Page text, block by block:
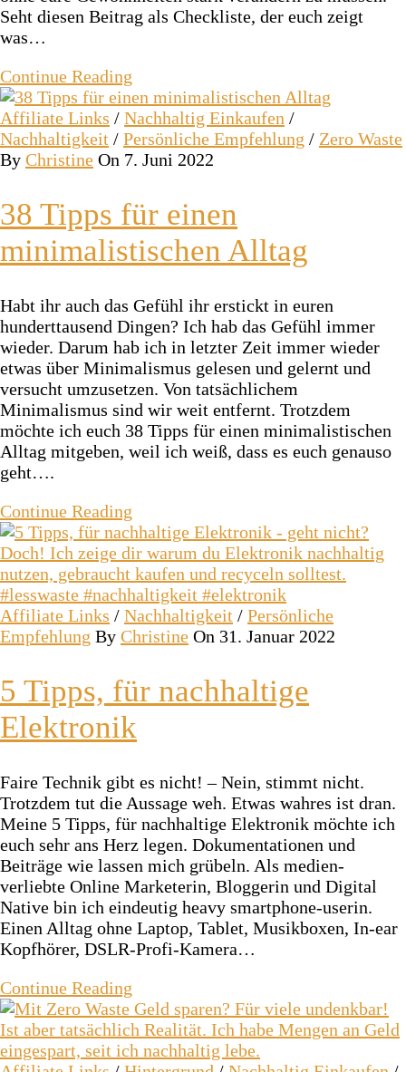
Seht diesen Beitrag als Checkliste, der euch zeigt
was…
Continue Reading
Affiliate Links / Nachhaltig Einkaufen /
Nachhaltigkeit / Persönliche Empfehlung / Zero Waste
By Christine On 7. Juni 2022
38 Tipps für einen
minimalistischen Alltag
Habt ihr auch das Gefühl ihr erstickt in euren
hunderttausend Dingen? Ich hab das Gefühl immer
wieder. Darum hab ich in letzter Zeit immer wieder
etwas über Minimalismus gelesen und gelernt und
versucht umzusetzen. Von tatsächlichem
Minimalismus sind wir weit entfernt. Trotzdem
möchte ich euch 38 Tipps für einen minimalistischen
Alltag mitgeben, weil ich weiß, dass es euch genauso
geht….
Continue Reading
Affiliate Links / Nachhaltigkeit / Persönliche
Empfehlung By Christine On 31. Januar 2022
5 Tipps, für nachhaltige
Elektronik
Faire Technik gibt es nicht! – Nein, stimmt nicht.
Trotzdem tut die Aussage weh. Etwas wahres ist dran.
Meine 5 Tipps, für nachhaltige Elektronik möchte ich
euch sehr ans Herz legen. Dokumentationen und
Beiträge wie lassen mich grübeln. Als medien-
verliebte Online Marketerin, Bloggerin und Digital
Native bin ich eindeutig heavy smartphone-userin.
Einen Alltag ohne Laptop, Tablet, Musikboxen, In-ear
Kopfhörer, DSLR-Profi-Kamera…
Continue Reading